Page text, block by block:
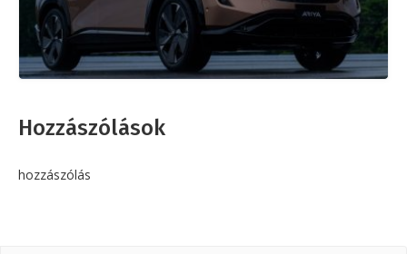
Hozzászólások
hozzászólás